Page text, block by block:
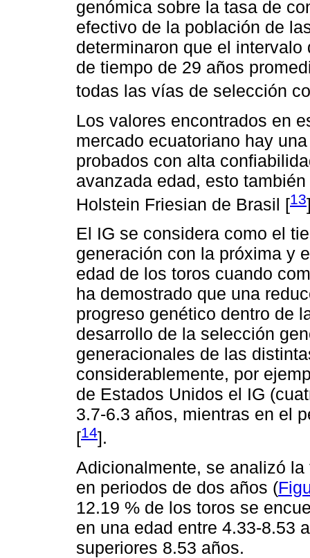
genómica sobre la tasa de
efectivo de la población de
determinaron que el
de tiempo de 29 años
todas las vías de selección
Los valores encontrados en
mercado ecuatoriano hay
probados con alta
avanzada edad, esto
Holstein Friesian de Brasil [13
El IG se considera como el
generación con la próxima y
edad de los toros cuando
ha demostrado que una
progreso genético dentro de
desarrollo de la selección
generacionales de las
considerablemente, por
de Estados Unidos el IG
3.7-6.3 años, mientras en el
[14].
Adicionalmente, se analizó
en periodos de dos años (
12.19 % de los toros se
en una edad entre 4.33-8.53
superiores 8.53 años.